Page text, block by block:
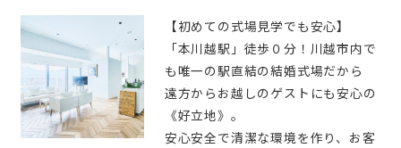
【初めての式場見学でも安心】
「本川越駅」徒歩０分！川越市内で
も唯一の駅直結の結婚式場だから
遠方からお越しのゲストにも安心の
《好立地》。
安心安全で清潔な環境を作り、お客